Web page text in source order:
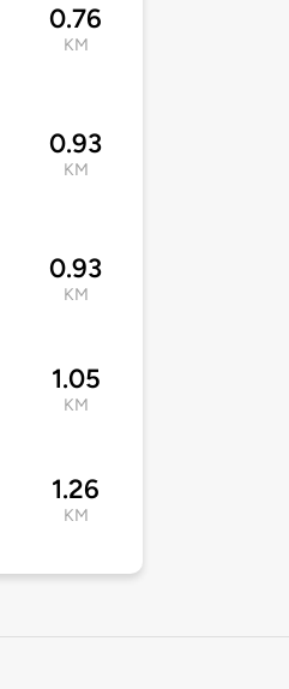
0.76
KM
0.93
KM
0.93
KM
1.05
KM
1.26
KM